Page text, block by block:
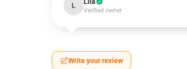
L
Verified owner
Write your review